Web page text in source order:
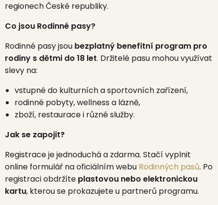
regionech České republiky.
Co jsou Rodinné pasy?
Rodinné pasy jsou bezplatný benefitní program pro
rodiny s dětmi do 18 let. Držitelé pasu mohou využívat
slevy na:
vstupné do kulturních a sportovních zařízení,
rodinné pobyty, wellness a lázně,
zboží, restaurace i různé služby.
Jak se zapojit?
Registrace je jednoduchá a zdarma. Stačí vyplnit
online formulář na oficiálním webu Rodinných pasů. Po
registraci obdržíte plastovou nebo elektronickou
kartu, kterou se prokazujete u partnerů programu.